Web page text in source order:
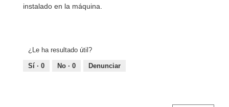
instalado en la máquina.
¿Le ha resultado útil?
Sí · 0 No · 0 Denunciar